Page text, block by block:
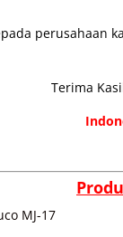
Terima